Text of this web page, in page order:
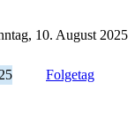
10. August 2025
Folgetag